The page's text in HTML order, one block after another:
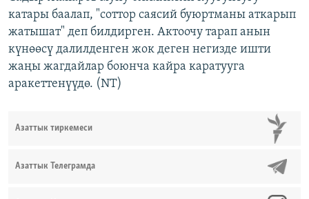
катары баалап, "соттор саясий буюртманы аткарып
жатышат" деп билдирген. Актоочу тарап анын
күнөөсү далилденген жок деген негизде ишти
жаңы жагдайлар боюнча кайра каратууга
аракеттенүүдө.​ (NT)
Азаттык тиркемеси
Азаттык Телеграмда